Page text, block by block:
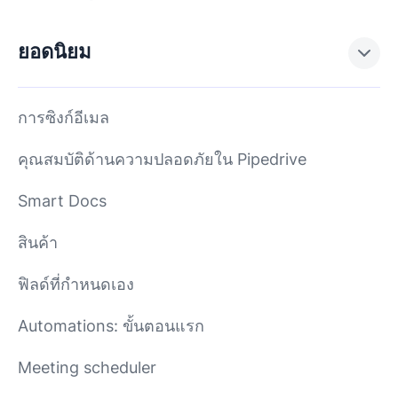
ยอดนิยม
การซิงก์อีเมล
คุณสมบัติด้านความปลอดภัยใน Pipedrive
Smart Docs
สินค้า
ฟิลด์ที่กำหนดเอง
Automations: ขั้นตอนแรก
Meeting scheduler